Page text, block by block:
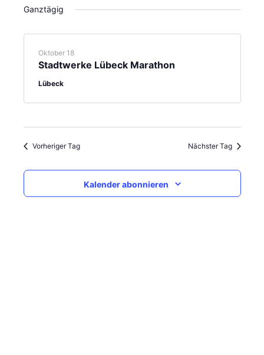
Oktober
18,
2026
und
wählen.
Ganztägig
Stadtwerke Lübeck Marathon
Oktober 18
Lübeck
Vorheriger Tag Nächster Tag
Kalender abonnieren